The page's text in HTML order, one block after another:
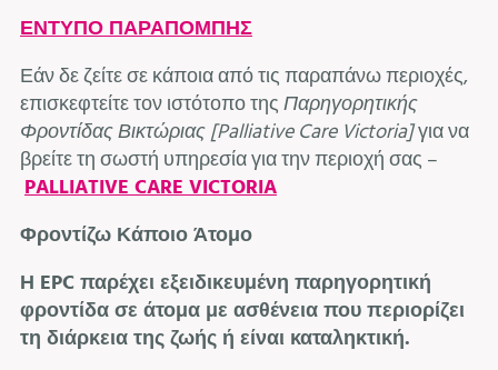
ΕΝΤΥΠΟ ΠΑΡΑΠΟΜΠΗΣ
Εάν δε ζείτε σε κάποια από τις παραπάνω περιοχές,
επισκεφτείτε τον ιστότοπο τηςΠαρηγορητικής
Φροντίδας Βικτώριας [Palliative Care Victoria]για να
βρείτε τη σωστή υπηρεσία για την περιοχή σας –
PALLIATIVE CARE VICTORIA
Φροντίζω Κάποιο Άτομο
Η EPC παρέχει εξειδικευμένη παρηγορητική
φροντίδα σε άτομα με ασθένεια που περιορίζει
τη διάρκεια της ζωής ή είναι καταληκτική.